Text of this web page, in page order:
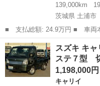
139,000km
茨城県 土浦市
■ 支払総額: 24.9万円 ■ 車両本体価格： 149,000 円 ■ メーカー
名： スズキ ■ 車種名： キ
６６０ ＫＵ ３方開 ４ＭＴ
ル（ホワイト...
茨城 土浦市 キャリイ
スズキ キ
ステ７型
1,198,000円
キャリイ